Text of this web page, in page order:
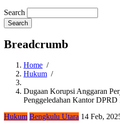
Search
Breadcrumb
Home /
Hukum /
Dugaan Korupsi Anggaran
Penggeledahan Kantor DPRD
Hukum Bengkulu Utara 14 Feb,